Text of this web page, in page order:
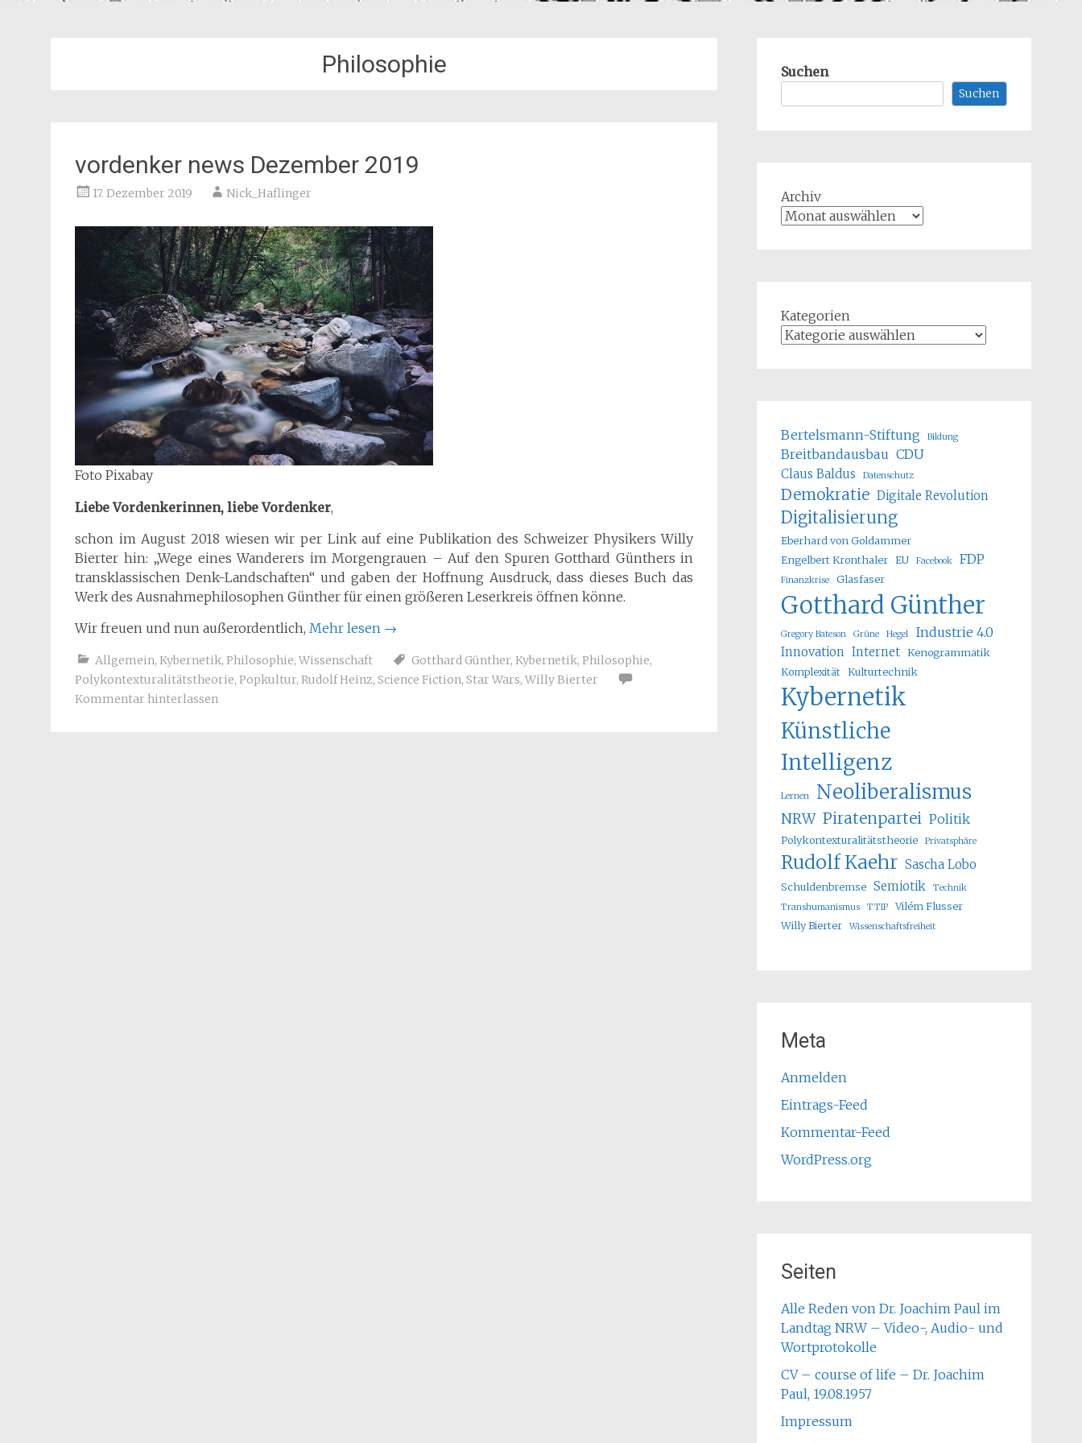
Philosophie
vordenker news Dezember 2019
17. Dezember 2019 Nick_Haflinger
Foto Pixabay
Liebe Vordenkerinnen, liebe Vordenker,
schon im August 2018 wiesen wir per Link auf eine Publikation des Schweizer Physikers Willy
Bierter hin: „Wege eines Wanderers im Morgengrauen – Auf den Spuren Gotthard Günthers in
transklassischen Denk-Landschaften“ und gaben der Hoffnung Ausdruck, dass dieses Buch das
Werk des Ausnahmephilosophen Günther für einen größeren Leserkreis öffnen könne.
Wir freuen und nun außerordentlich, Mehr lesen →
Allgemein, Kybernetik, Philosophie, Wissenschaft Gotthard Günther, Kybernetik, Philosophie,
Polykontexturalitätstheorie, Popkultur, Rudolf Heinz, Science Fiction, Star Wars, Willy Bierter
Kommentar hinterlassen
Suchen
Suchen
Archiv
Kategorien
Bertelsmann-Stiftung Bildung
Breitbandausbau CDU
Claus Baldus Datenschutz
Demokratie Digitale Revolution
Digitalisierung
Eberhard von Goldammer
Engelbert Kronthaler EU Facebook FDP
Finanzkrise Glasfaser
Gotthard Günther
Gregory Bateson Grüne Hegel Industrie 4.0
Innovation Internet Kenogrammatik
Komplexität Kulturtechnik
Kybernetik
Künstliche
Intelligenz
Lernen Neoliberalismus
NRW Piratenpartei Politik
Polykontexturalitätstheorie Privatsphäre
Rudolf Kaehr Sascha Lobo
Schuldenbremse Semiotik
Technik
Transhumanismus
TTIP
Vilém Flusser
Willy Bierter
Wissenschaftsfreiheit
Meta
Anmelden
Eintrags-Feed
Kommentar-Feed
WordPress.org
Seiten
Alle Reden von Dr. Joachim Paul im
Landtag NRW – Video-, Audio- und
Wortprotokolle
CV – course of life – Dr. Joachim
Paul, 19.08.1957
Impressum